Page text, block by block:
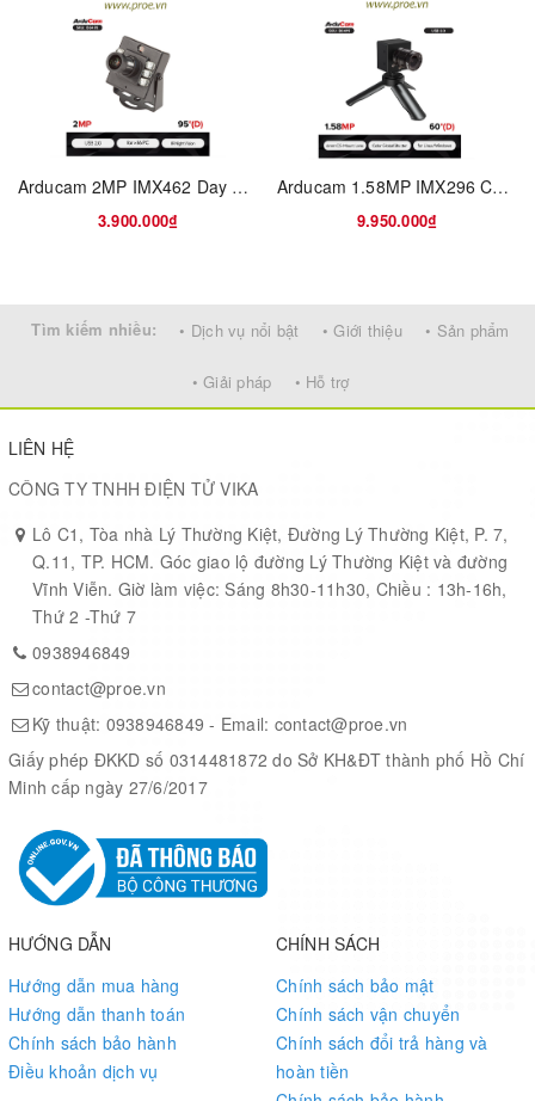
10°/h
300
10°/h
0.3º
1.0°
G-
10°/h
0.2º |
0.8° yes
Features
Typical power consumption: 450-950 mW
IP-rating: IP 67 (encased)
Temperature:-40 to 85 ºC
Vibration and shock:
Sampling frequency:
10 kHz/channel (60 kS/s)
Output frequency:Up to 2 kHz
Clock drift:10 ppm or external reference
Latency:< 2 ms
MTBF:
300,000 Hours
Standard full range gyro:
450º/s (1000 º/s optionally)
Standard full range acc:
200m/s2
In-run bias stability gyro:
Arducam 2MP IMX462 Day and IR Night Vision USB Camera with Metal Case
3.900.000₫
Arducam 1.58MP IMX296 Color Global Shutter USB 3.0 Camera Module
9.950.000₫
Tìm kiếm nhiều: • Dịch vụ nổi bật • Giới thiệu • Sản phẩm
• Giải pháp • Hỗ trợ
LIÊN HỆ
CÔNG TY TNHH ĐIỆN TỬ VIKA
Lô C1, Tòa nhà Lý Thường Kiệt, Đường Lý Thường Kiệt, P. 7,
Q.11, TP. HCM. Góc giao lộ đường Lý Thường Kiệt và đường
Vĩnh Viễn. Giờ làm việc: Sáng 8h30-11h30, Chiều : 13h-16h,
Thứ 2 -Thứ 7
0938946849
contact@proe.vn
Kỹ thuật: 0938946849 - Email: contact@proe.vn
Giấy phép ĐKKD số 0314481872 do Sở KH&ĐT thành phố Hồ Chí
Minh cấp ngày 27/6/2017
HƯỚNG DẪN
Hướng dẫn mua hàng
Hướng dẫn thanh toán
Chính sách bảo hành
Điều khoản dịch vụ
CHÍNH SÁCH
Chính sách bảo mật
Chính sách vận chuyển
Chính sách đổi trả hàng và
hoàn tiền